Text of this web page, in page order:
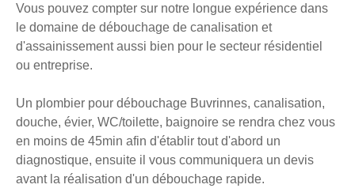
Vous pouvez compter sur notre longue expérience dans
le domaine de débouchage de canalisation et
d'assainissement aussi bien pour le secteur résidentiel
ou entreprise.
Un plombier pour débouchage Buvrinnes, canalisation,
douche, évier, WC/toilette, baignoire se rendra chez vous
en moins de 45min afin d'établir tout d'abord un
diagnostique, ensuite il vous communiquera un devis
avant la réalisation d'un débouchage rapide.